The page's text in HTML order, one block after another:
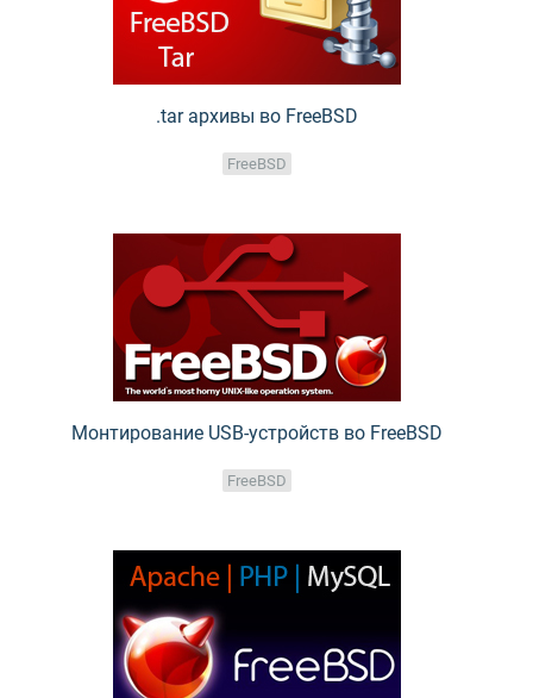
.tar архивы во FreeBSD
FreeBSD
Монтирование USB-устройств во FreeBSD
FreeBSD